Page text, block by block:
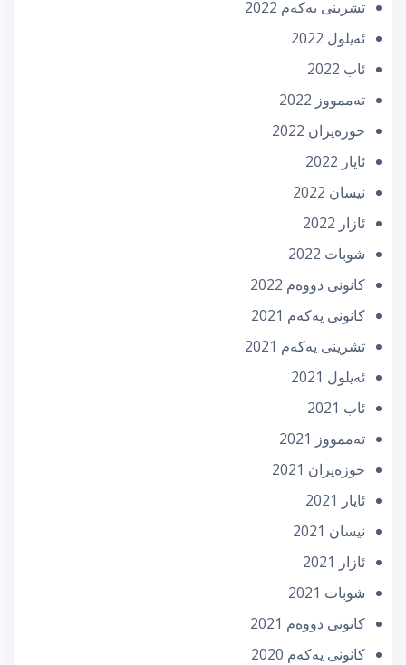
تشرینی یه‌كه‌م 2022
ئه‌یلول 2022
ئاب 2022
تەممووز 2022
حوزه‌یران 2022
ئایار 2022
نیسان 2022
ئازار 2022
شوبات 2022
كانونی دووه‌م 2022
كانونی یه‌كه‌م 2021
تشرینی یه‌كه‌م 2021
ئه‌یلول 2021
ئاب 2021
تەممووز 2021
حوزه‌یران 2021
ئایار 2021
نیسان 2021
ئازار 2021
شوبات 2021
كانونی دووه‌م 2021
كانونی یه‌كه‌م 2020